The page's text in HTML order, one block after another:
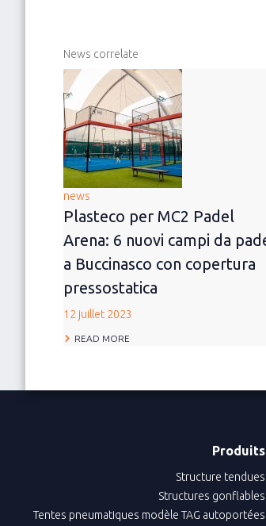
News correlate
news
Plasteco per MC2 Padel
Arena: 6 nuovi campi da
a Buccinasco con copertura
pressostatica
12 juillet 2023
READ MORE
Produits
Structure tendues
Structures gonflables
Tentes pneumatiques modèle TAG autoportées